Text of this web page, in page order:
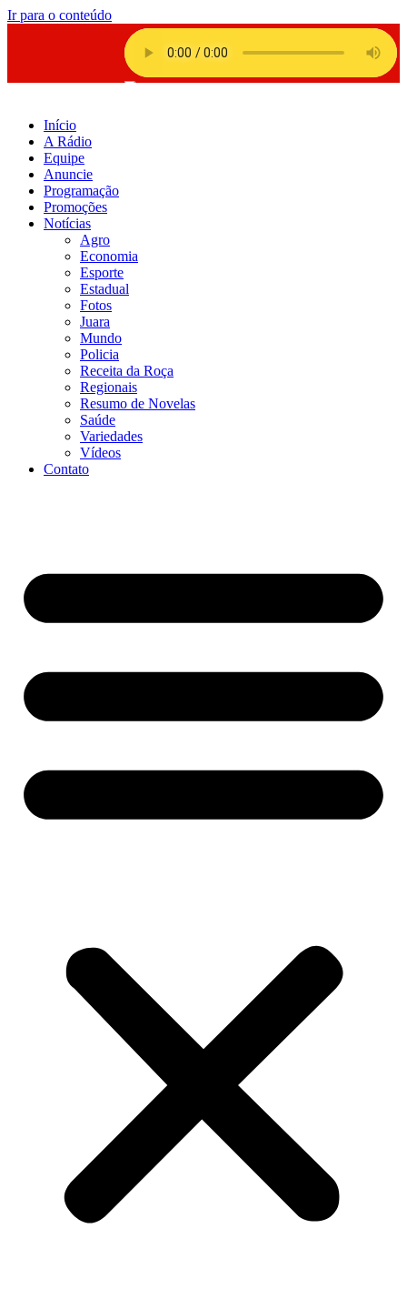
Ir para o conteúdo
Início
A Rádio
Equipe
Anuncie
Programação
Promoções
Notícias
Agro
Economia
Esporte
Estadual
Fotos
Juara
Mundo
Policia
Receita da Roça
Regionais
Resumo de Novelas
Saúde
Variedades
Vídeos
Contato